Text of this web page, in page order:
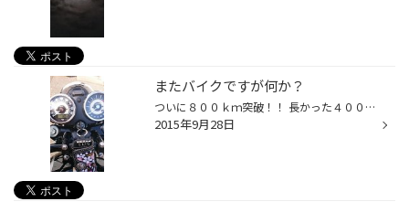
またバイクですが何か？
ついに８００ｋｍ突破！！ 長かった４０００回転縛りの走行もこれで脱出(^^)v ただ、５速の４０００回転でも充分走るんですよね(>_
2015年9月28日